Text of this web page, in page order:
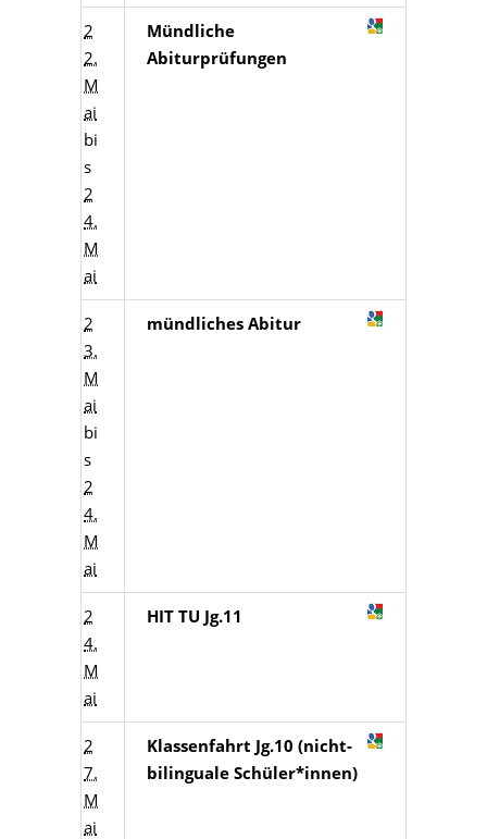
2
2.
M
ai
bi
s
2
4.
M
ai
Mündliche
Abiturprüfungen
2
3.
M
ai
bi
s
2
4.
M
ai
mündliches Abitur
2
4.
M
ai
HIT TU Jg.11
2
7.
M
ai
Klassenfahrt Jg.10 (nicht-
bilinguale Schüler*innen)